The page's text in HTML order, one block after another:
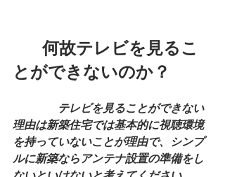
       何故テレビを見るこ
とができないのか？
テレビを見ることができない
理由は新築住宅では基本的に視聴環境
を持っていないことが理由で、シンプ
ルに新築ならアンテナ設置の準備をし